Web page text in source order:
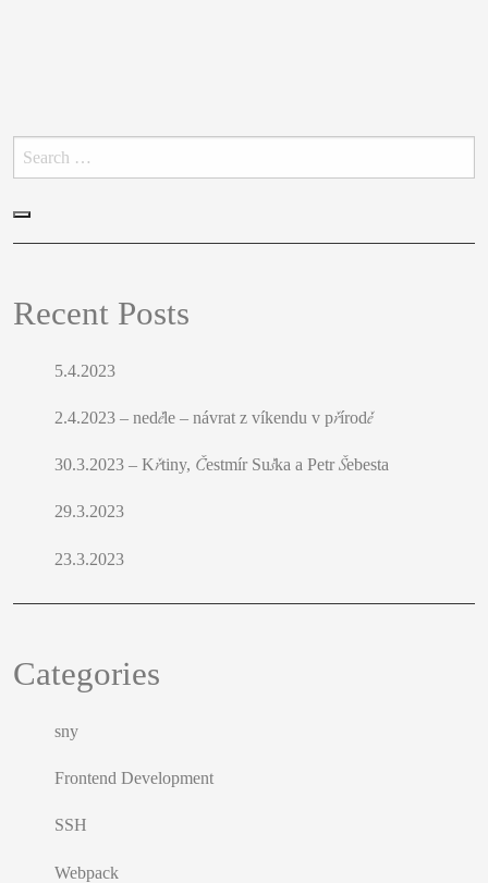
Hledat:
Hledat
Recent Posts
5.4.2023
2.4.2023 – neděle – návrat z víkendu v přírodě
30.3.2023 – Křtiny, Čestmír Suška a Petr Šebesta
29.3.2023
23.3.2023
Categories
sny
Frontend Development
SSH
Webpack